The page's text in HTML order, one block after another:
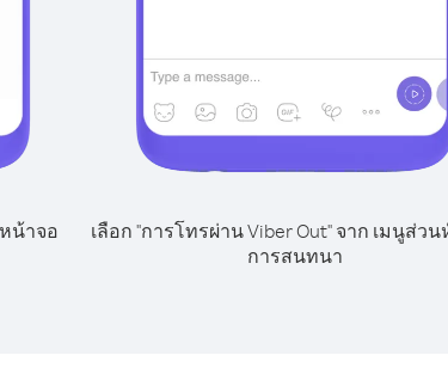
น้าจอ
เลือก "การโทรผ่าน Viber Out" จาก เมนูส่ว
การสนทนา